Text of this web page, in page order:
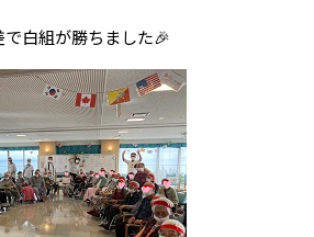
白組が勝ちました🎉